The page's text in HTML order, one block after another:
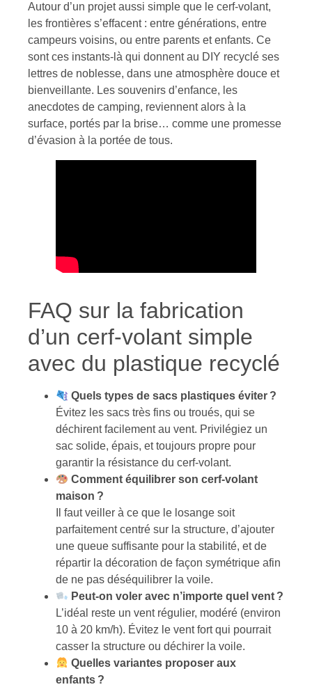
Autour d’un projet aussi simple que le cerf-volant,
les frontières s’effacent : entre générations, entre
campeurs voisins, ou entre parents et enfants. Ce
sont ces instants-là qui donnent au DIY recyclé ses
lettres de noblesse, dans une atmosphère douce et
bienveillante. Les souvenirs d’enfance, les
anecdotes de camping, reviennent alors à la
surface, portés par la brise… comme une promesse
d’évasion à la portée de tous.
FAQ sur la fabrication
d’un cerf-volant simple
avec du plastique recyclé
Quels types de sacs plastiques éviter ?
Évitez les sacs très fins ou troués, qui se
déchirent facilement au vent. Privilégiez un
sac solide, épais, et toujours propre pour
garantir la résistance du cerf-volant.
Comment équilibrer son cerf-volant
maison ?
Il faut veiller à ce que le losange soit
parfaitement centré sur la structure, d’ajouter
une queue suffisante pour la stabilité, et de
répartir la décoration de façon symétrique afin
de ne pas déséquilibrer la voile.
Peut-on voler avec n’importe quel vent ?
L’idéal reste un vent régulier, modéré (environ
10 à 20 km/h). Évitez le vent fort qui pourrait
casser la structure ou déchirer la voile.
Quelles variantes proposer aux
enfants ?